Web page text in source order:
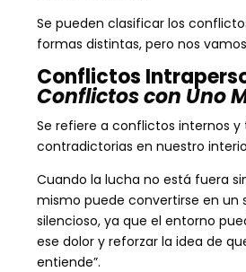
Se pueden clasificar los
formas distintas, pero nos
Conflictos
Conflictos con Uno
Se refiere a conflictos internos y
contradictorias en nuestro
Cuando la lucha no está fuera
mismo puede convertirse en un
silencioso, ya que el entorno
ese dolor y reforzar la idea de
entiende”.